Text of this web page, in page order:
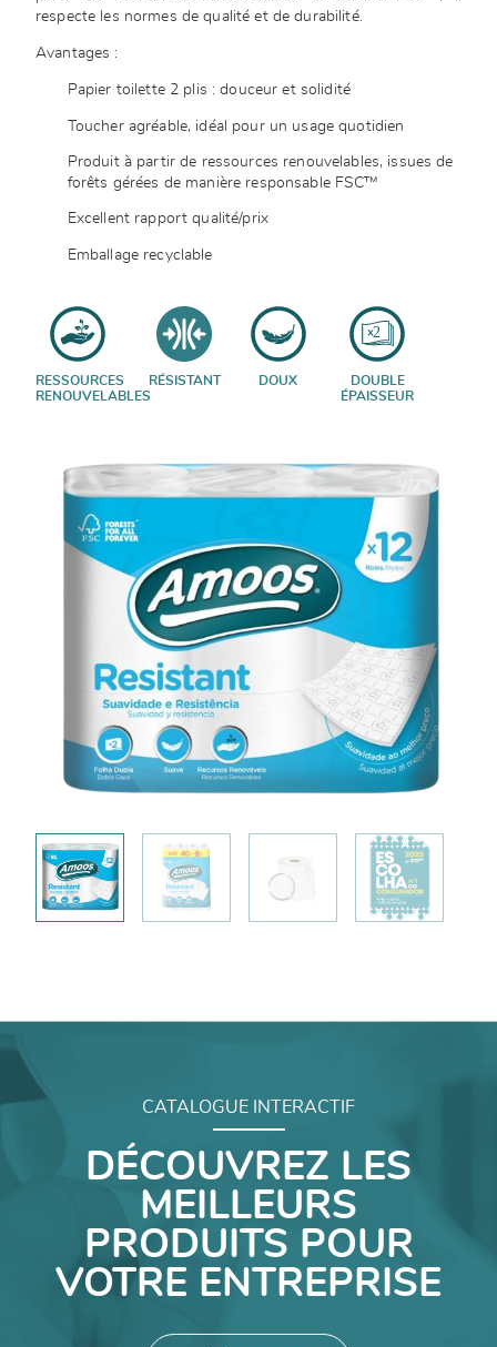
respecte les normes de qualité et de durabilité.
Avantages :
Papier toilette 2 plis : douceur et solidité
Toucher agréable, idéal pour un usage quotidien
Produit à partir de ressources renouvelables, issues de
forêts gérées de manière responsable FSC™
Excellent rapport qualité/prix
Emballage recyclable
RESSOURCES
RENOUVELABLES
RÉSISTANT DOUX
DOUBLE
ÉPAISSEUR
CATALOGUE INTERACTIF
DÉCOUVREZ LES
MEILLEURS
PRODUITS POUR
VOTRE ENTREPRISE